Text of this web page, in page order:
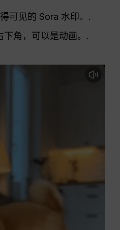
可见的 Sora 水印。.
下角，可以是动画。.